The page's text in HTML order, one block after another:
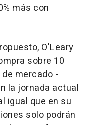
más con
O'Leary
sobre 10
mercado -
la jornada actual
igual que en su
solo podrán